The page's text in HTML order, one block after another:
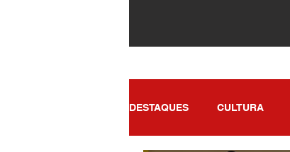
DESTAQUES CULTURA